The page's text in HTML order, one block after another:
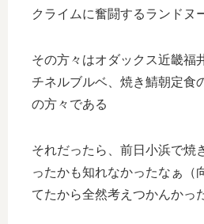
クライムに奮闘するランドヌ
その方々はオダックス近畿福
チネルブルベ、焼き鯖朝定食
の方々である
それだったら、前日小浜で焼
ったかも知れなかったなぁ（
てたから全然考えつかんかっ